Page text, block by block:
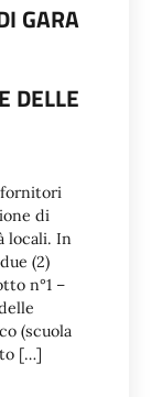
GARA
DELLE
fornitori
di
locali. In
(2)
n°1 –
(scuola
[…]